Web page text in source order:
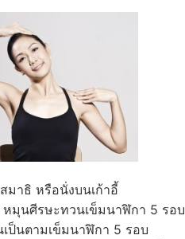
มาธิ หรือนั่งบนเก้าอี้
หมุนศีรษะทวนเข็มนาฬิกา 5 รอบ
เป็นตามเข็มนาฬิกา 5 รอบ